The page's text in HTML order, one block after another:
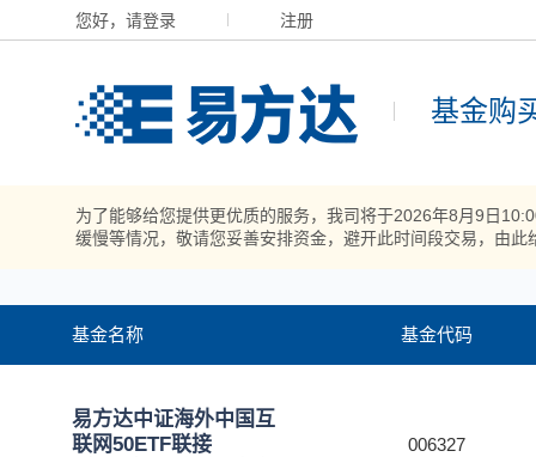
您好，请登录 注册
基金购
为了能够给您提供更优质的服务，我司将于2026年8月9日
缓慢等情况，敬请您妥善安排资金，避开此时间段交易，由此
基金名称 基金代码
易方达中证海外中国互
联网50ETF联接
006327